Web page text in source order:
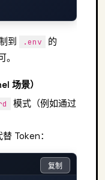
到 .env 的
。
场景）
模式（例如通过
替 Token：
复制
复制